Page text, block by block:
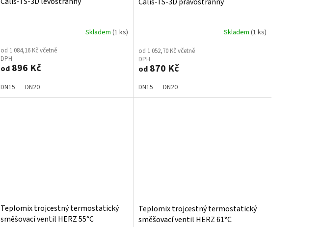
Skladem (1 ks)
od 1 084,16 Kč včetně
DPH
od896 Kč
DN15 DN20
Skladem (1 ks)
od 1 052,70 Kč včetně
DPH
od870 Kč
DN15 DN20
Teplomix trojcestný termostatický
směšovací ventil HERZ 55°C
Teplomix trojcestný termostatický
směšovací ventil HERZ 61°C